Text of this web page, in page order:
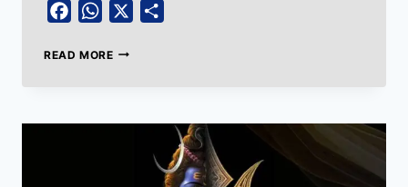
FacebookWhatsApp
READ MORE